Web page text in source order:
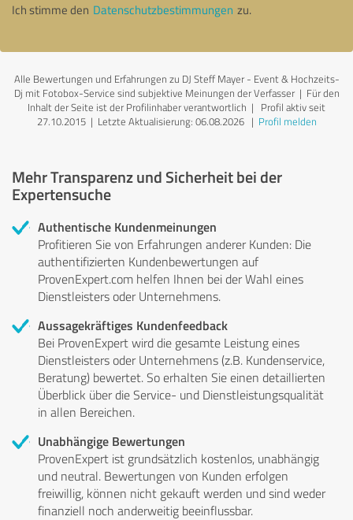
Ich stimme den Datenschutzbestimmungen zu.
Alle Bewertungen und Erfahrungen zu DJ Steff Mayer - Event & Hochzeits-
Dj mit Fotobox-Service sind subjektive Meinungen der Verfasser | Für den
Inhalt der Seite ist der Profilinhaber verantwortlich | Profil aktiv seit
27.10.2015 | Letzte Aktualisierung: 06.08.2026| Profil melden
Mehr Transparenz und Sicherheit bei der
Expertensuche
Authentische Kundenmeinungen
Profitieren Sie von Erfahrungen anderer Kunden: Die
authentifizierten Kundenbewertungen auf
ProvenExpert.com helfen Ihnen bei der Wahl eines
Dienstleisters oder Unternehmens.
Aussagekräftiges Kundenfeedback
Bei ProvenExpert wird die gesamte Leistung eines
Dienstleisters oder Unternehmens (z.B. Kundenservice,
Beratung) bewertet. So erhalten Sie einen detaillierten
Überblick über die Service- und Dienstleistungsqualität
in allen Bereichen.
Unabhängige Bewertungen
ProvenExpert ist grundsätzlich kostenlos, unabhängig
und neutral. Bewertungen von Kunden erfolgen
freiwillig, können nicht gekauft werden und sind weder
finanziell noch anderweitig beeinflussbar.